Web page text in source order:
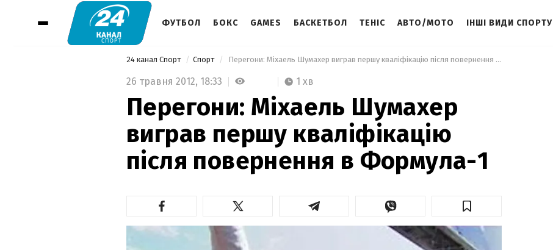
ФУТБОЛ БОКС GAMES БАСКЕТБОЛ ТЕНІС АВТО/МОТО ІНШІ ВИДИ СПОРТУ
24 канал Спорт Спорт Перегони: Міхаель Шумахер виграв першу кваліфікацію після повернення в Формула-1
26 травня 2012, 18:33 1 хв
Перегони: Міхаель Шумахер
виграв першу кваліфікацію
після повернення в Формула-1